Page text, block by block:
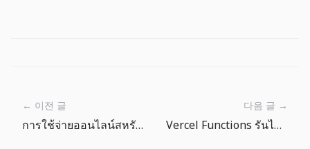
← 이전 글
การใช้จ่ายออนไลน์สหรัฐ 16.9%: โตจริง แต่ต้องตัดภาพลวงจากราคาออก
다음 글 →
Vercel Functions รันได้ 30 นาที: สิ่งที่ต้องตัดสินใจก่อนย้ายงาน AI ยาวไป serverless